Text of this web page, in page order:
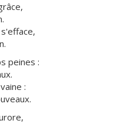
peines :
: